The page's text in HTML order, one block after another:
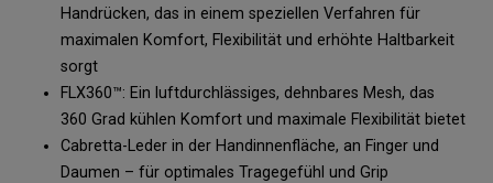
Handrücken, das in einem speziellen Verfahren für
maximalen Komfort, Flexibilität und erhöhte Haltbarkeit
sorgt
FLX360™: Ein luftdurchlässiges, dehnbares Mesh, das
360 Grad kühlen Komfort und maximale Flexibilität bietet
Cabretta-Leder in der Handinnenfläche, an Finger und
Daumen – für optimales Tragegefühl und Grip